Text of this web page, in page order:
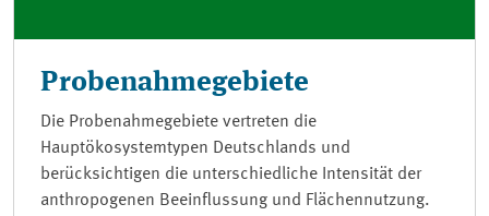
Probenahmegebiete
Die Probenahmegebiete vertreten die
Hauptökosystemtypen Deutschlands und
berücksichtigen die unterschiedliche Intensität der
anthropogenen Beeinflussung und Flächennutzung.